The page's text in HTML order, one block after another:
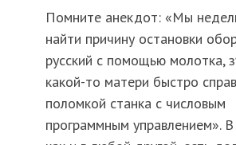
Помните анекдот: «Мы
найти причину остановки
русский с помощью молотка,
какой-то матери быстро
поломкой станка с числовым
программным управлением».